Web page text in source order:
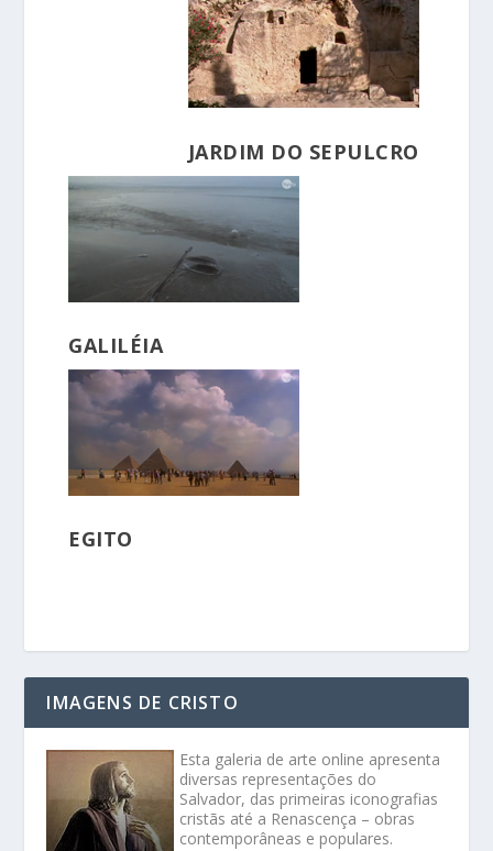
JARDIM DO SEPULCRO
GALILÉIA
EGITO
IMAGENS DE CRISTO
Esta galeria de arte online apresenta
diversas representações do
Salvador, das primeiras iconografias
cristãs até a Renascença – obras
contemporâneas e populares.